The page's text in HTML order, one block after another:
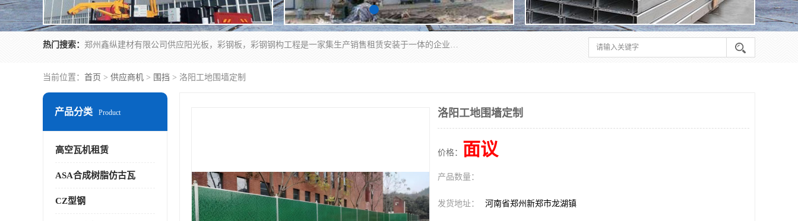
热门搜索： 郑州鑫纵建材有限公司供应阳光板，彩钢板，彩钢钢构工程是一家集生产销售租赁安装于一体的企业，主要生产PC采光板，耐力板，仿古琉璃采光板，岩棉板、彩钢压型板、镀锌压型板、桁架楼承板，C、Z型钢檩条、围挡板、轻钢结构，阳光温室大棚等新型建材产品。公司旗下有多台移动式高空压瓦机租赁，承接全国各地业务，专业对外租赁各种型号压瓦机。
当前位置： 首页 > 供应商机 > 围挡 > 洛阳工地围墙定制
产品分类 Product
高空瓦机租赁
ASA合成树脂仿古瓦
CZ型钢
洛阳工地围墙定制
价格： 面议
产品数量：
发货地址： 河南省郑州新郑市龙湖镇